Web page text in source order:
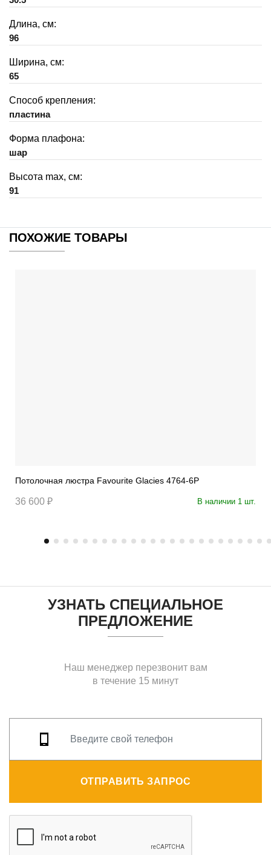
Длина, см:
96
Ширина, см:
65
Способ крепления:
пластина
Форма плафона:
шар
Высота max, см:
91
ПОХОЖИЕ ТОВАРЫ
Потолочная люстра Favourite Glacies 4764-6P
36 600 ₽ В наличии 1 шт.
УЗНАТЬ СПЕЦИАЛЬНОЕ
ПРЕДЛОЖЕНИЕ
Наш менеджер перезвонит вам
в течение 15 минут
ОТПРАВИТЬ ЗАПРОС